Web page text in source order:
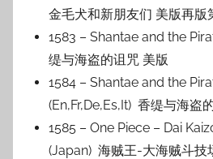
金毛犬和新朋友们 美版再版
1583 – Shantae and the
缇与海盗的诅咒 美版
1584 – Shantae and the
(En,Fr,De,Es,It) 香缇与海盗
1585 – One Piece – Dai
(Japan) 海贼王-大海贼斗技